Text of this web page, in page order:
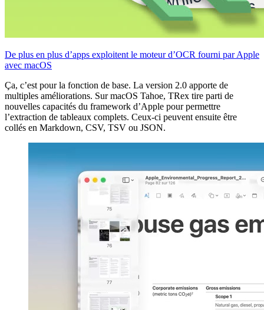
De plus en plus d’apps exploitent le moteur d’OCR fourni par Apple
avec macOS
Ça, c’est pour la fonction de base. La version 2.0 apporte de
multiples améliorations. Sur macOS Tahoe, TRex tire parti de
nouvelles capacités du framework d’Apple pour permettre
l’extraction de tableaux complets. Ceux-ci peuvent ensuite être
collés en Markdown, CSV, TSV ou JSON.